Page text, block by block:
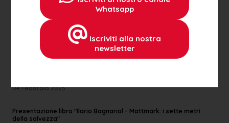
A Dubai aperto il nuovo Segretariato Dell'EFASCE
15 Dicembre 2021
EFASCE VICINO AI CORREGIONALI DEGLI EMIRATI ARABI UNITI
28 Febbraio 2026
04 Febbraio 2025
Presentazione libro "Ilario Bagnariol - Mattmark: i sette metri
della salvezza"
Whatsapp
Iscriviti alla nostra
newsletter